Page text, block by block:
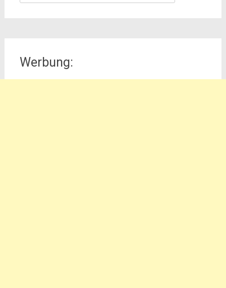
Werbung: